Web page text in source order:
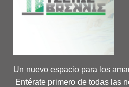
Un nuevo espacio para los
Entérate primero de todas las